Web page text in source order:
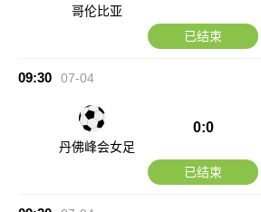
哥伦比亚
已结束
09:30 07-04
丹佛峰会女足
0:0
已结束